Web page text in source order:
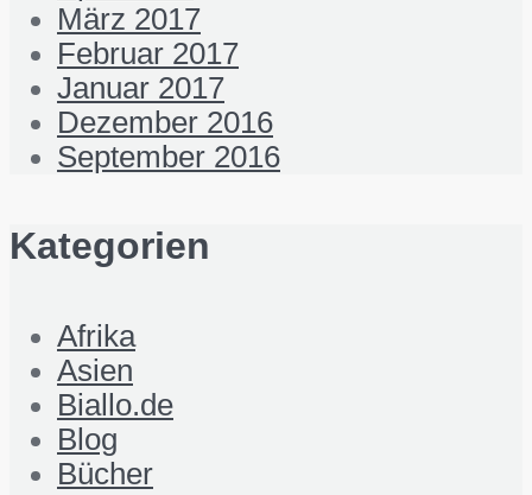
März 2017
Februar 2017
Januar 2017
Dezember 2016
September 2016
Kategorien
Afrika
Asien
Biallo.de
Blog
Bücher